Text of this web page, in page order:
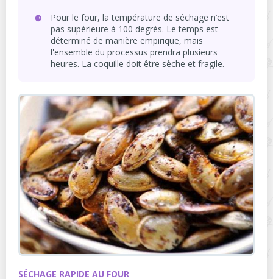
Pour le four, la température de séchage n’est
pas supérieure à 100 degrés. Le temps est
déterminé de manière empirique, mais
l'ensemble du processus prendra plusieurs
heures. La coquille doit être sèche et fragile.
SÉCHAGE RAPIDE AU FOUR